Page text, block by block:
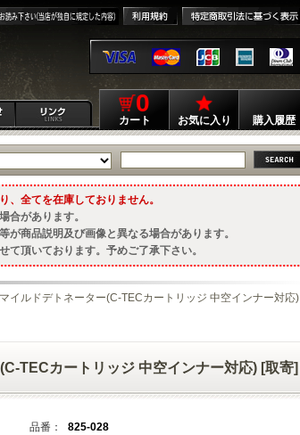
0
カート お気に入り 購入履歴
、全てを在庫しておりません。
合があります。
が商品説明及び画像と異なる場合があります。
て頂いております。予めご了承下さい。
イルドデトネーター(C-TECカートリッジ 中空インナー対応)
TECカートリッジ 中空インナー対応) [取寄]
品番：
825-028